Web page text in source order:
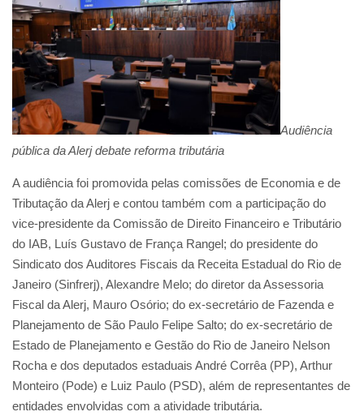
Audiência
pública da Alerj debate reforma tributária
A audiência foi promovida pelas comissões de Economia e de
Tributação da Alerj e contou também com a participação do
vice-presidente da Comissão de Direito Financeiro e Tributário
do IAB, Luís Gustavo de França Rangel; do presidente do
Sindicato dos Auditores Fiscais da Receita Estadual do Rio de
Janeiro (Sinfrerj), Alexandre Melo; do diretor da Assessoria
Fiscal da Alerj, Mauro Osório; do ex-secretário de Fazenda e
Planejamento de São Paulo Felipe Salto; do ex-secretário de
Estado de Planejamento e Gestão do Rio de Janeiro Nelson
Rocha e dos deputados estaduais André Corrêa (PP), Arthur
Monteiro (Pode) e Luiz Paulo (PSD), além de representantes de
entidades envolvidas com a atividade tributária.